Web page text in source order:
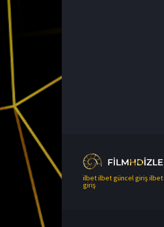
ilbetilbet güncel girişilbet
giriş